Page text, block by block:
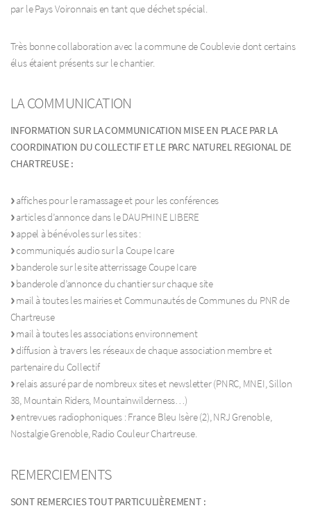
par le Pays Voironnais en tant que déchet spécial.
Très bonne collaboration avec la commune de Coublevie dont certains
élus étaient présents sur le chantier.
LA COMMUNICATION
INFORMATION SUR LA COMMUNICATION MISE EN PLACE PAR LA
COORDINATION DU COLLECTIF ET LE PARC NATUREL REGIONAL DE
CHARTREUSE :
affiches pour le ramassage et pour les conférences
articles d’annonce dans le DAUPHINE LIBERE
appel à bénévoles sur les sites :
communiqués audio sur la Coupe Icare
banderole sur le site atterrissage Coupe Icare
banderole d’annonce du chantier sur chaque site
mail à toutes les mairies et Communautés de Communes du PNR de
Chartreuse
mail à toutes les associations environnement
diffusion à travers les réseaux de chaque association membre et
partenaire du Collectif
relais assuré par de nombreux sites et newsletter (PNRC, MNEI, Sillon
38, Mountain Riders, Mountainwilderness…)
entrevues radiophoniques : France Bleu Isère (2), NRJ Grenoble,
Nostalgie Grenoble, Radio Couleur Chartreuse.
REMERCIEMENTS
SONT REMERCIES TOUT PARTICULIÈREMENT :